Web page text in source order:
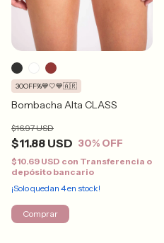
Bombacha Alta CLASS
$11.88 USD
$16.97 USD
30% OFF
30OFF%💙🤍💙🇦🇷
$10.69 USD con Transferencia o
depósito bancario
¡Solo quedan 4en stock!
Comprar